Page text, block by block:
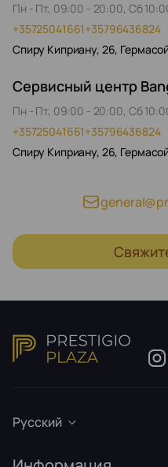
Пн - Пт, 09:00 - 20:00, Сб
+35725041661+35796436824
Спиру Киприану, 26,
Сервисный центр
Пн - Пт, 09:00 - 20:00, Сб
+35725041661+35796436824
Спиру Киприану, 26,
Русский